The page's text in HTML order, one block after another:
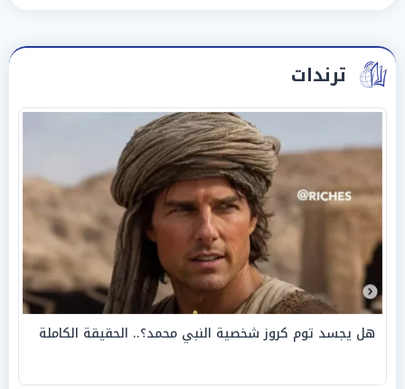
ترندات
هل يجسد توم كروز شخصية النبي محمد؟.. الحقيقة الكاملة